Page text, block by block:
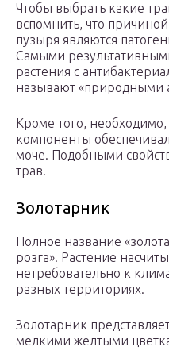
Чтобы выбрать какие
вспомнить, что
пузыря являются
Самыми
растения с
называют «природными
Кроме того,
компоненты
моче. Подобными
трав.
Золотарник
Полное название
розга». Растение
нетребовательно к
разных территориях.
Золотарник
мелкими желтыми